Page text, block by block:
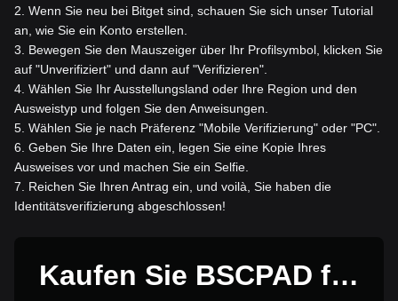
2 Wenn Sie neu bei Bitget sind, schauen Sie sich unser Tutorial
an, wie Sie ein Konto erstellen.
3
Bewegen Sie den Mauszeiger über Ihr Profilsymbol, klicken Sie
auf "Unverifiziert" und dann auf "Verifizieren".
4 Wählen Sie Ihr Ausstellungsland oder Ihre Region und den
Ausweistyp und folgen Sie den Anweisungen.
5 Wählen Sie je nach Präferenz "Mobile Verifizierung" oder "PC".
6 Geben Sie Ihre Daten ein, legen Sie eine Kopie Ihres
Ausweises vor und machen Sie ein Selfie.
7
Reichen Sie Ihren Antrag ein, und voilà, Sie haben die
Identitätsverifizierung abgeschlossen!
Kaufen Sie BSCPAD für